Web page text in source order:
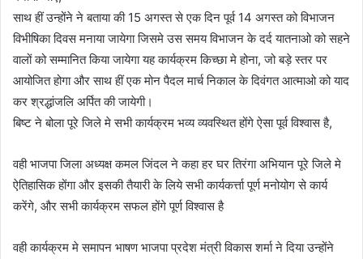
साथ हीं उन्होंने ने बताया की 15 अगस्त से एक दिन पूर्व 14 अगस्त को विभाजन
विभीषिका दिवस मनाया जायेगा जिसमे उस समय विभाजन के दर्द यातनाओ को सहने
वालों को सम्मानित किया जायेगा यह कार्यक्रम किच्छा मे होना, जो बड़े स्तर पर
आयोजित होगा और साथ हीं एक मोन पैदल मार्च निकाल के दिवंगत आत्माओ को याद
कर श्रद्धांजलि अर्पित की जायेगी।
बिष्ट ने बोला पूरे जिले मे सभी कार्यक्रम भव्य व्यवस्थित होंगे ऐसा पूर्व विश्वास है,
वही भाजपा जिला अध्यक्ष कमल जिंदल ने कहा हर घर तिरंगा अभियान पूरे जिले मे
ऐतिहासिक होंगा और इसकी तैयारी के लिये सभी कार्यकर्त्ता पूर्ण मनोयोग से कार्य
करेंगे, और सभी कार्यक्रम सफल होंगे पूर्ण विश्वास है
वही कार्यक्रम मे समापन भाषण भाजपा प्रदेश मंत्री विकास शर्मा ने दिया उन्होंने